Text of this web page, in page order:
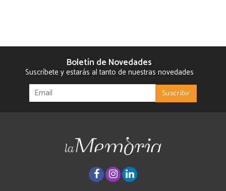
Boletín de Novedades
Suscríbete y estarás al tanto de nuestras novedades